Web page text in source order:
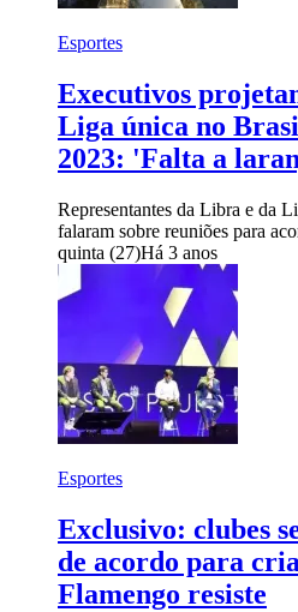
Esportes
Executivos
Liga única no
2023: 'Falta a
Representantes da Libra e da
falaram sobre reuniões para
quinta (27)Há 3 anos
Esportes
Exclusivo: clubes
de acordo para
Flamengo resiste